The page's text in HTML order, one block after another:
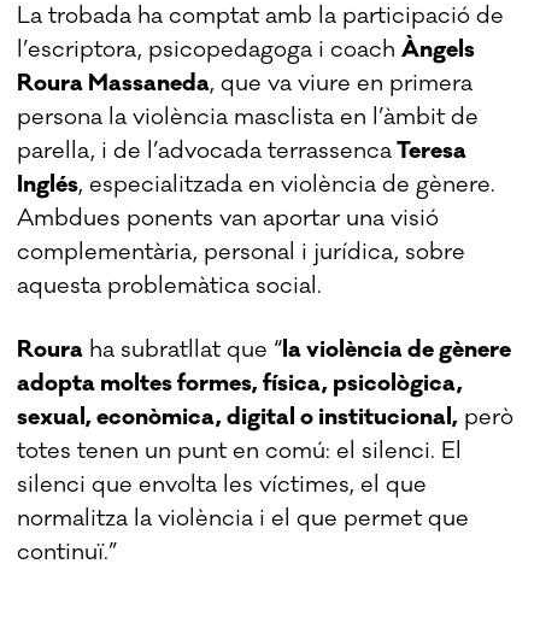
La trobada ha comptat amb la participació de
l’escriptora, psicopedagoga i coachÀngels
Roura Massaneda, que va viure en primera
persona la violència masclista en l’àmbit de
parella, i de l’advocada terrassencaTeresa
Inglés, especialitzada en violència de gènere.
Ambdues ponents van aportar una visió
complementària, personal i jurídica, sobre
aquesta problemàtica social.
Roura ha subratllat que “la violència de gènere
adopta moltes formes, física, psicològica,
sexual, econòmica, digital o institucional, però
totes tenen un punt en comú: el silenci. El
silenci que envolta les víctimes, el que
normalitza la violència i el que permet que
continuï.”